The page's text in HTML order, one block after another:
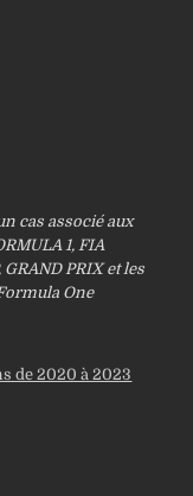
cas associé aux
1, FIA
PRIX et les
One
de 2020 à 2023